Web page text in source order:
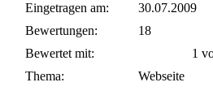
Eingetragen am:
30.07.2009
Bewertungen:
18
Bewertet mit:
1
Thema:
Webseite